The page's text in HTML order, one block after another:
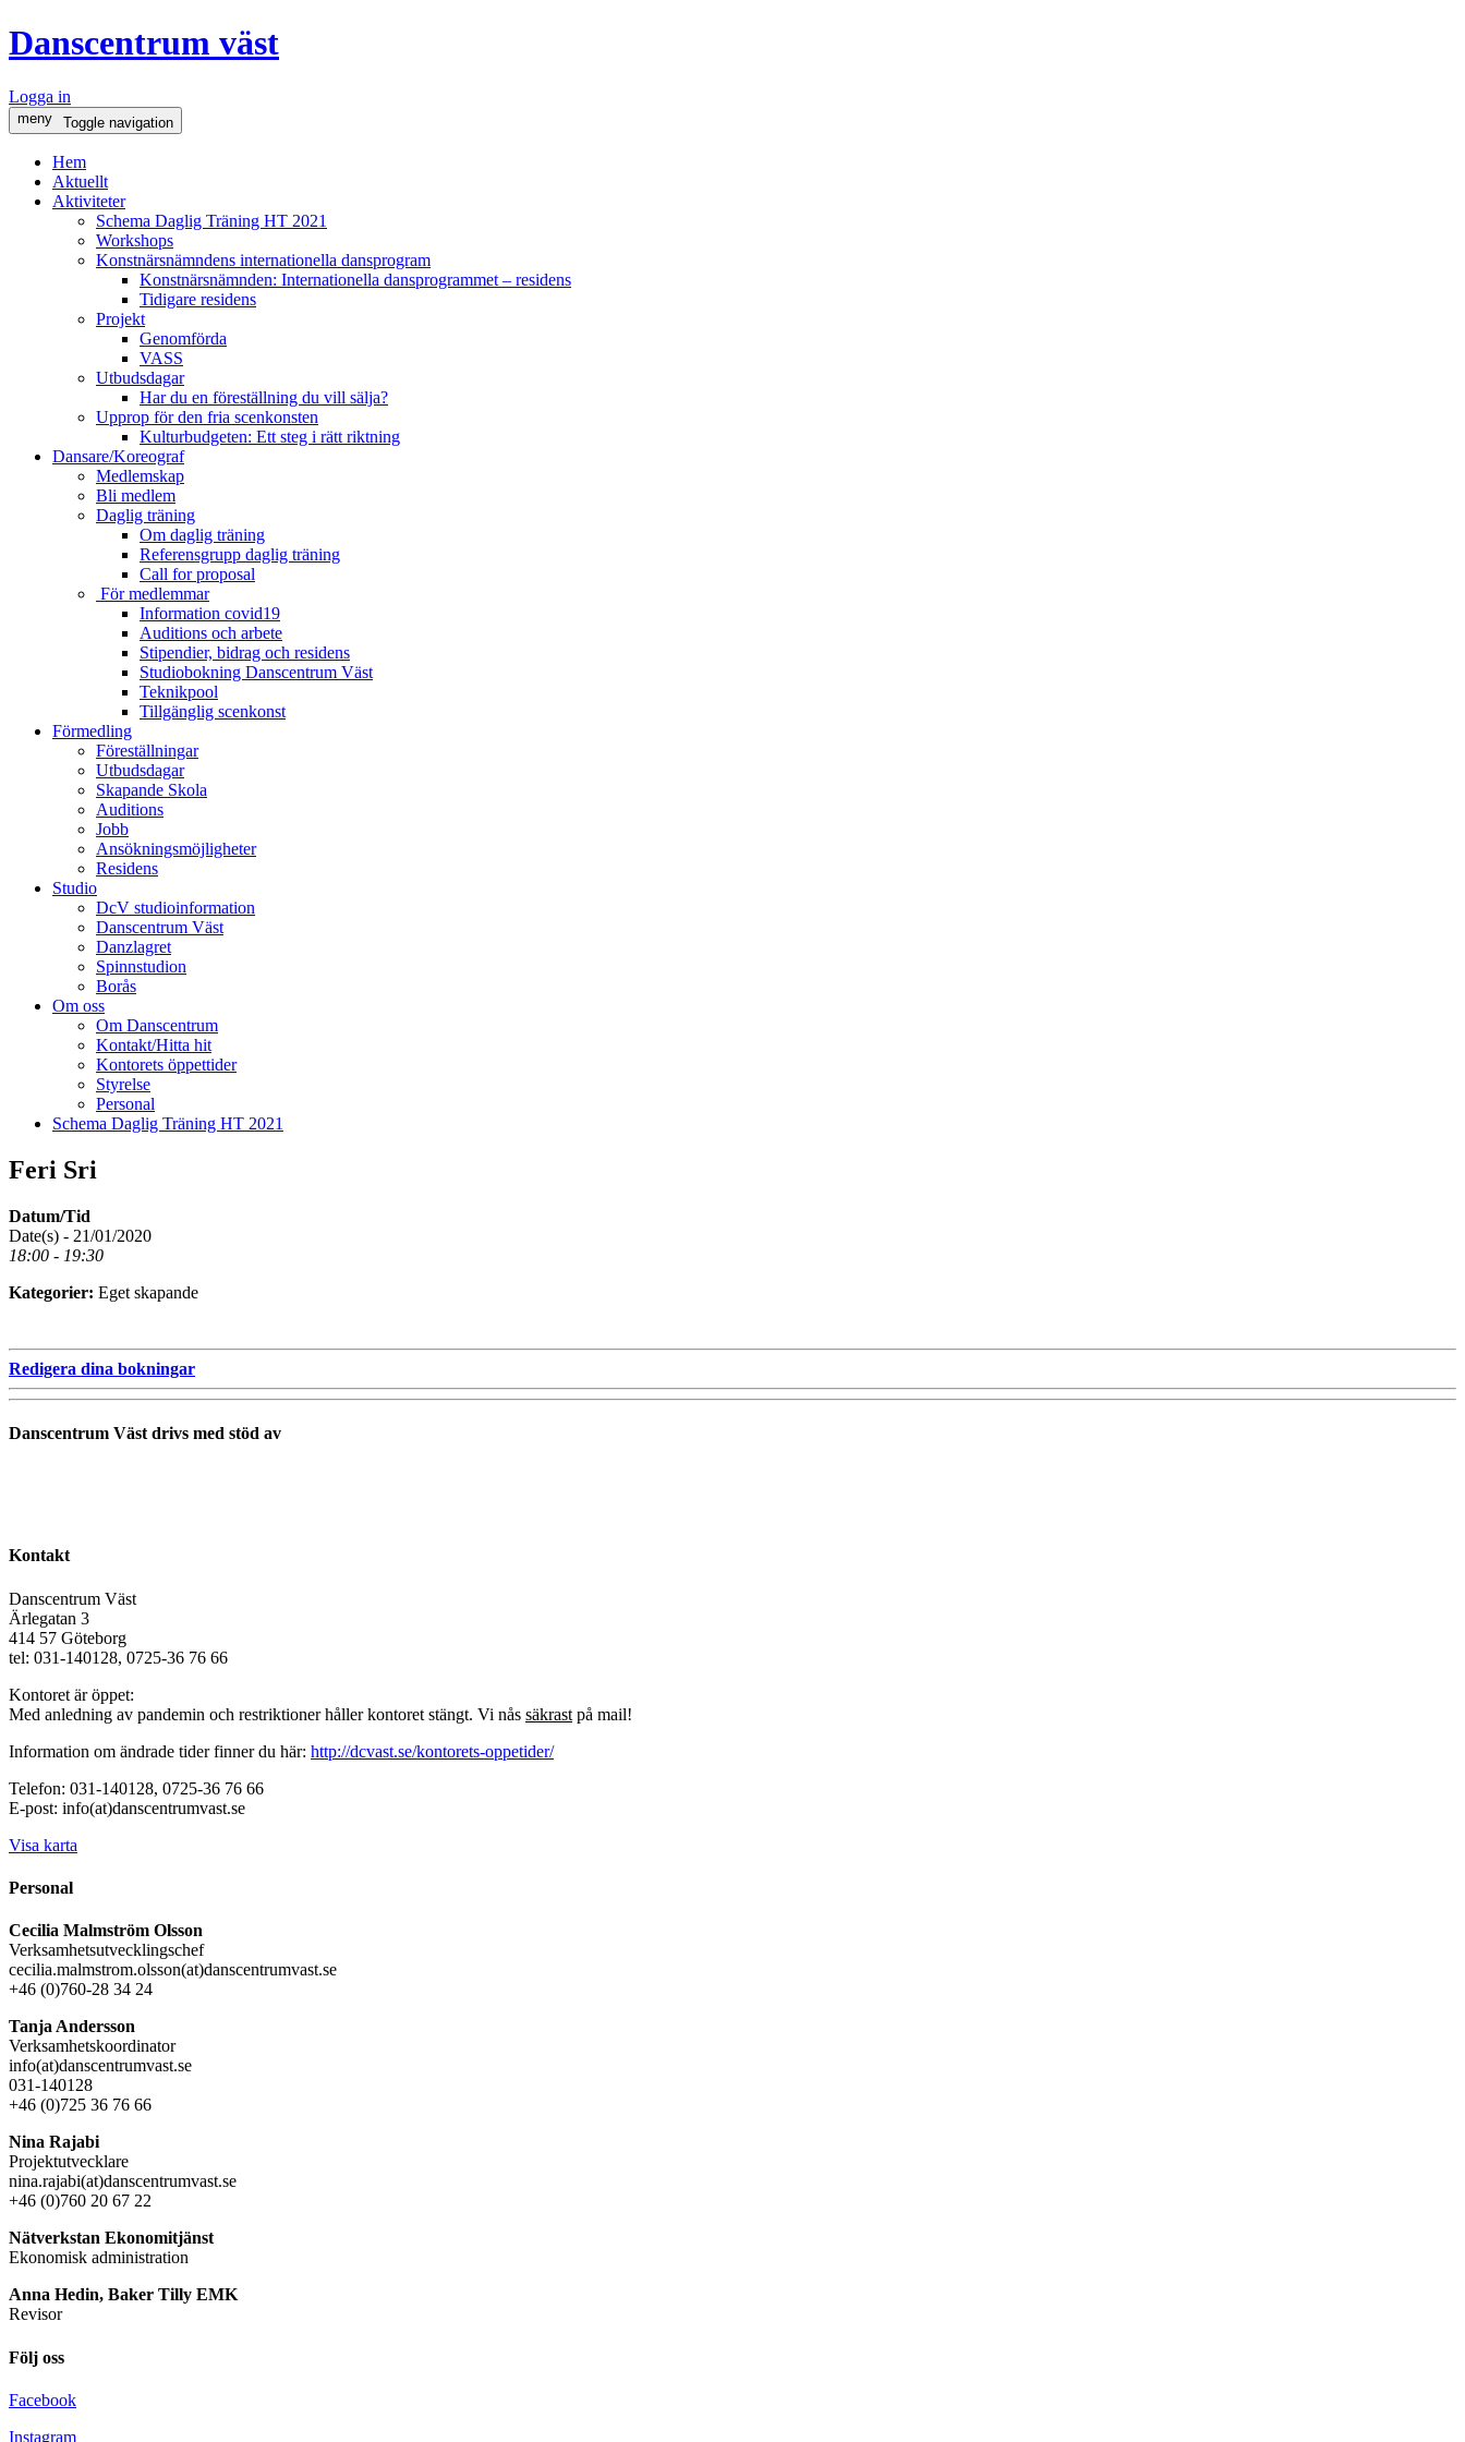
Danscentrum väst
Logga in
meny Toggle navigation
Hem
Aktuellt
Aktiviteter
Schema Daglig Träning HT 2021
Workshops
Konstnärsnämndens internationella dansprogram
Konstnärsnämnden: Internationella dansprogrammet – residens
Tidigare residens
Projekt
Genomförda
VASS
Utbudsdagar
Har du en föreställning du vill sälja?
Upprop för den fria scenkonsten
Kulturbudgeten: Ett steg i rätt riktning
Dansare/Koreograf
Medlemskap
Bli medlem
Daglig träning
Om daglig träning
Referensgrupp daglig träning
Call for proposal
För medlemmar
Information covid19
Auditions och arbete
Stipendier, bidrag och residens
Studiobokning Danscentrum Väst
Teknikpool
Tillgänglig scenkonst
Förmedling
Föreställningar
Utbudsdagar
Skapande Skola
Auditions
Jobb
Ansökningsmöjligheter
Residens
Studio
DcV studioinformation
Danscentrum Väst
Danzlagret
Spinnstudion
Borås
Om oss
Om Danscentrum
Kontakt/Hitta hit
Kontorets öppettider
Styrelse
Personal
Schema Daglig Träning HT 2021
Feri Sri
Datum/Tid
Date(s) - 21/01/2020
18:00 - 19:30
Kategorier: Eget skapande
Redigera dina bokningar
Danscentrum Väst drivs med stöd av
Kontakt
Danscentrum Väst
Ärlegatan 3
414 57 Göteborg
tel: 031-140128, 0725-36 76 66
Kontoret är öppet:
Med anledning av pandemin och restriktioner håller kontoret stängt. Vi nås säkrast på mail!
Information om ändrade tider finner du här: http://dcvast.se/kontorets-oppetider/
Telefon: 031-140128, 0725-36 76 66
E-post: info(at)danscentrumvast.se
Visa karta
Personal
Cecilia Malmström Olsson
Verksamhetsutvecklingschef
cecilia.malmstrom.olsson(at)danscentrumvast.se
+46 (0)760-28 34 24
Tanja Andersson
Verksamhetskoordinator
info(at)danscentrumvast.se
031-140128
+46 (0)725 36 76 66
Nina Rajabi
Projektutvecklare
nina.rajabi(at)danscentrumvast.se
+46 (0)760 20 67 22
Nätverkstan Ekonomitjänst
Ekonomisk administration
Anna Hedin, Baker Tilly EMK
Revisor
Följ oss
Facebook
Instagram